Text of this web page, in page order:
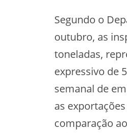
Segundo o
outubro, as
toneladas,
expressivo de
semanal de
as
comparação